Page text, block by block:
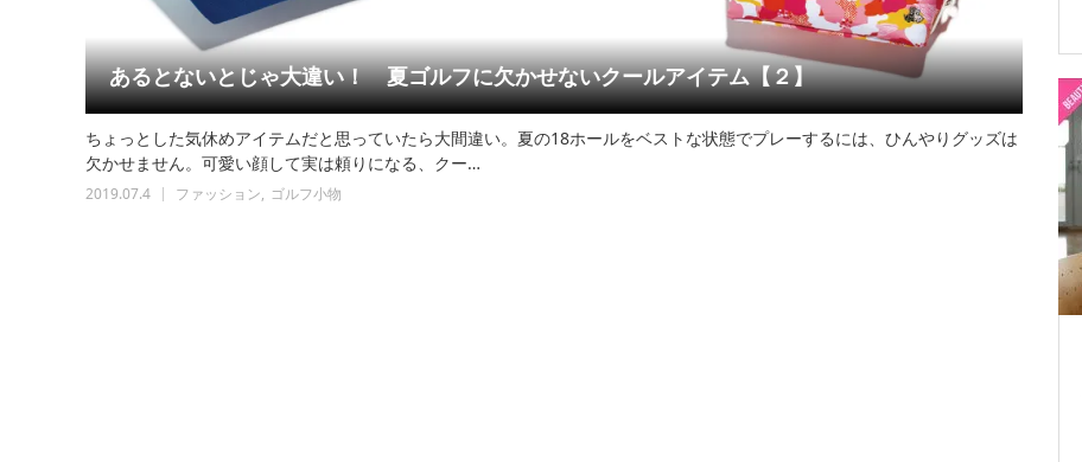
あるとないとじゃ大違い！ 夏ゴルフに欠かせないクールアイテム【２】
ちょっとした気休めアイテムだと思っていたら大間違い。夏の18ホールをベストな状態でプレーするには、ひんやりグッズは
欠かせません。可愛い顔して実は頼りになる、クー…
2019.07.4 ファッション ゴルフ小物